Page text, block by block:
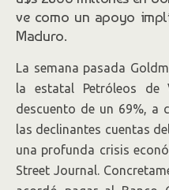
dictadura. En
millones en bonos
u$s 837 millones.
ve como un apoyo
Maduro.
La semana pasada
la estatal Petróleos de
descuento de un 69%, a
las declinantes cuentas
una profunda crisis
Street Journal.